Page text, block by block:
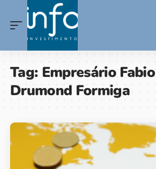
Tag:Empresário Fabio
Drumond Formiga